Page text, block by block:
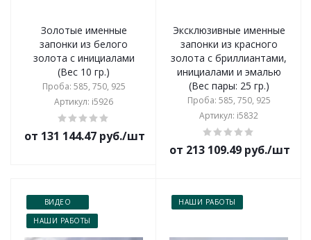
Золотые именные
запонки из белого
золота с инициалами
(Вес 10 гр.)
Проба: 585, 750, 925
Артикул: i5926
от 131 144.47 руб./шт
Эксклюзивные именные
запонки из красного
золота с бриллиантами,
инициалами и эмалью
(Вес пары: 25 гр.)
Проба: 585, 750, 925
Артикул: i5832
от 213 109.49 руб./шт
ВИДЕО
НАШИ РАБОТЫ
НАШИ РАБОТЫ